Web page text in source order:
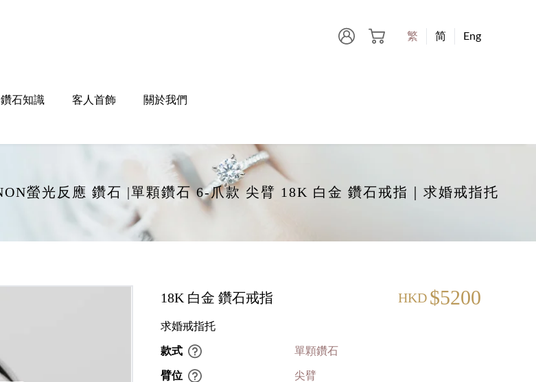
繁 简 Eng
鑽石知識 客人首飾 關於我們
螢光反應 鑽石 |單顆鑽石 6-爪款 尖臂 18K 白金 鑽石戒指｜求婚戒指托
18K 白金 鑽石戒指 HKD $5200
求婚戒指托
款式 單顆鑽石
臂位 尖臂